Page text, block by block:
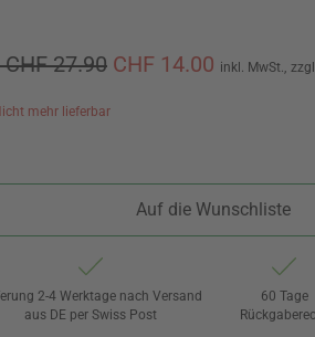
CHF 27.90 CHF 14.00 inkl. MwSt.,
mehr lieferbar
Auf die Wunschliste
2-4 Werktage nach Versand
aus DE per Swiss Post
60 Tage